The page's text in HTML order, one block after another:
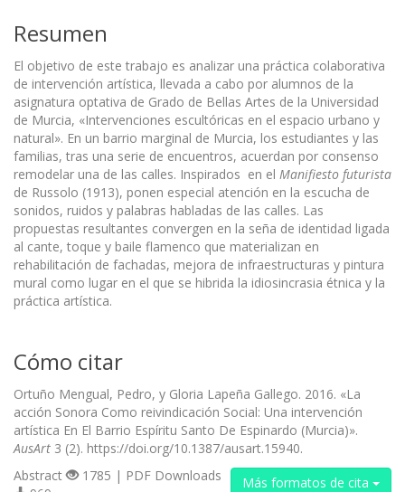
Resumen
El objetivo de este trabajo es analizar una práctica colaborativa
de intervención artística, llevada a cabo por alumnos de la
asignatura optativa de Grado de Bellas Artes de la Universidad
de Murcia, «Intervenciones escultóricas en el espacio urbano y
natural». En un barrio marginal de Murcia, los estudiantes y las
familias, tras una serie de encuentros, acuerdan por consenso
remodelar una de las calles. Inspirados en el Manifiesto futurista
de Russolo (1913), ponen especial atención en la escucha de
sonidos, ruidos y palabras habladas de las calles. Las
propuestas resultantes convergen en la seña de identidad ligada
al cante, toque y baile flamenco que materializan en
rehabilitación de fachadas, mejora de infraestructuras y pintura
mural como lugar en el que se hibrida la idiosincrasia étnica y la
práctica artística.
Cómo citar
Ortuño Mengual, Pedro, y Gloria Lapeña Gallego. 2016. «La
acción Sonora Como reivindicación Social: Una intervención
artística En El Barrio Espíritu Santo De Espinardo (Murcia)».
AusArt 3 (2). https://doi.org/10.1387/ausart.15940.
Más formatos de cita
Abstract
1785 | PDF Downloads